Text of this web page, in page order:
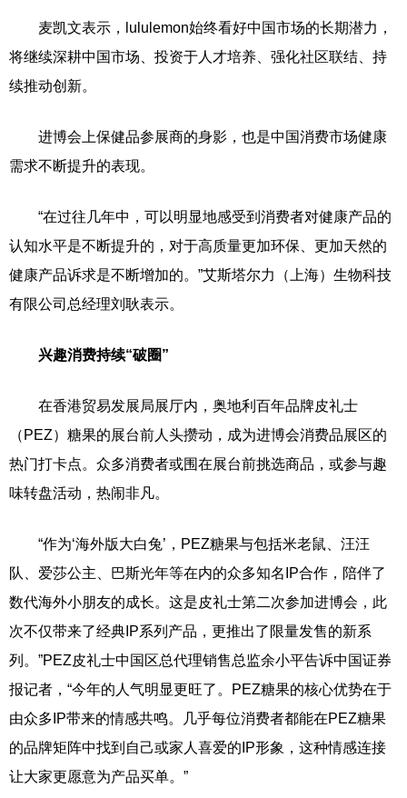
麦凯文表示，lululemon始终看好中国市场的长期潜力，
将继续深耕中国市场、投资于人才培养、强化社区联结、持
续推动创新。
进博会上保健品参展商的身影，也是中国消费市场健康
需求不断提升的表现。
“在过往几年中，可以明显地感受到消费者对健康产品的
认知水平是不断提升的，对于高质量更加环保、更加天然的
健康产品诉求是不断增加的。”艾斯塔尔力（上海）生物科技
有限公司总经理刘耿表示。
兴趣消费持续“破圈”
在香港贸易发展局展厅内，奥地利百年品牌皮礼士
（PEZ）糖果的展台前人头攒动，成为进博会消费品展区的
热门打卡点。众多消费者或围在展台前挑选商品，或参与趣
味转盘活动，热闹非凡。
“作为‘海外版大白兔’，PEZ糖果与包括米老鼠、汪汪
队、爱莎公主、巴斯光年等在内的众多知名IP合作，陪伴了
数代海外小朋友的成长。这是皮礼士第二次参加进博会，此
次不仅带来了经典IP系列产品，更推出了限量发售的新系
列。”PEZ皮礼士中国区总代理销售总监余小平告诉中国证券
报记者，“今年的人气明显更旺了。PEZ糖果的核心优势在于
由众多IP带来的情感共鸣。几乎每位消费者都能在PEZ糖果
的品牌矩阵中找到自己或家人喜爱的IP形象，这种情感连接
让大家更愿意为产品买单。”